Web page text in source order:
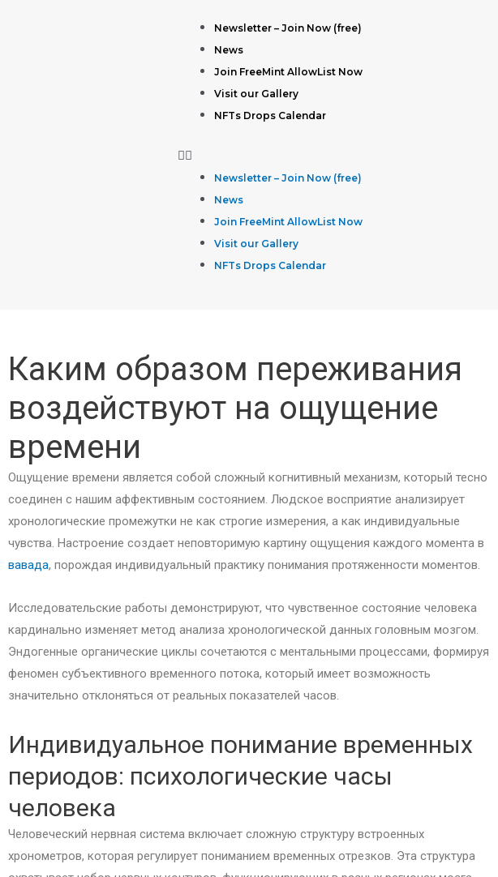
Newsletter – Join Now (free)
News
Join FreeMint AllowList Now
Visit our Gallery
NFTs Drops Calendar
Newsletter – Join Now (free)
News
Join FreeMint AllowList Now
Visit our Gallery
NFTs Drops Calendar
Каким образом переживания
воздействуют на ощущение
времени
Ощущение времени является собой сложный когнитивный механизм, который тесно
соединен с нашим аффективным состоянием. Людское восприятие анализирует
хронологические промежутки не как строгие измерения, а как индивидуальные
чувства. Настроение создает неповторимую картину ощущения каждого момента в
вавада, порождая индивидуальный практику понимания протяженности моментов.
Исследовательские работы демонстрируют, что чувственное состояние человека
кардинально изменяет метод анализа хронологической данных головным мозгом.
Эндогенные органические циклы сочетаются с ментальными процессами, формируя
феномен субъективного временного потока, который имеет возможность
значительно отклоняться от реальных показателей часов.
Индивидуальное понимание временных
периодов: психологические часы
человека
Человеческий нервная система включает сложную структуру встроенных
хронометров, которая регулирует пониманием временных отрезков. Эта структура